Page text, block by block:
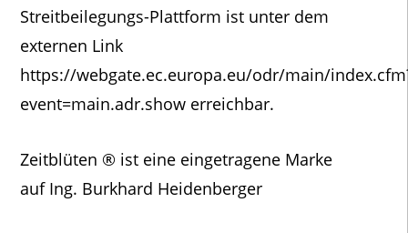
Streitbeilegungs-Plattform ist unter dem
externen Link
https://webgate.ec.europa.eu/odr/main/
event=main.adr.show erreichbar.
Zeitblüten ® ist eine eingetragene Marke
auf Ing. Burkhard Heidenberger